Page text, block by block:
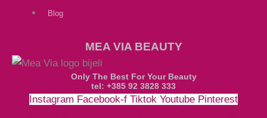
Blog
MEA VIA BEAUTY
Only The Best For Your Beauty
tel: +385 92 3828 333
Instagram Facebook-f Tiktok Youtube Pinterest